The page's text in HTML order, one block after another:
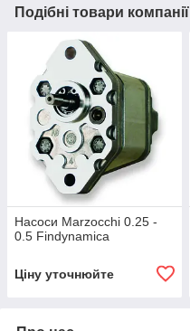
Подібні товари компанії
Насоси Marzocchi 0.25 -
0.5 Findynamica
Ціну уточнюйте